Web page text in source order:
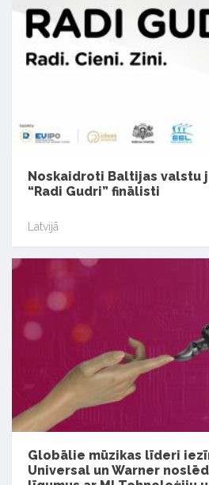
Noskaidroti Baltijas valstu
“Radi Gudri” finālisti
Latvijā
Globālie mūzikas līderi
Universal un Warner